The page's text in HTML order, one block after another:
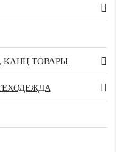
КАНЦ ТОВАРЫ